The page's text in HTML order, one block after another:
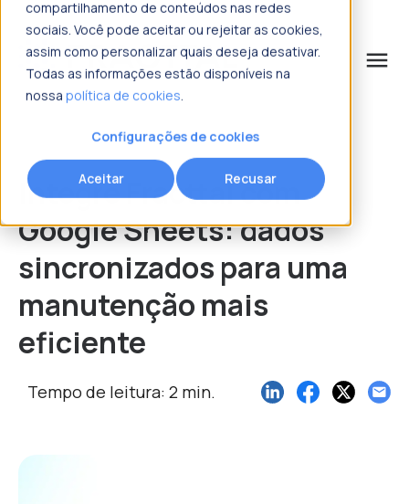
compartilhamento de conteúdos nas redes
sociais. Você pode aceitar ou rejeitar as cookies,
assim como personalizar quais deseja desativar.
Todas as informações estão disponíveis na
nossa política de cookies.
Configurações de cookies
Aceitar Recusar
menu
o que procura?
Integre Fracttal com
Google Sheets: dados
sincronizados para uma
manutenção mais
eficiente
Tempo de leitura: 2 min.